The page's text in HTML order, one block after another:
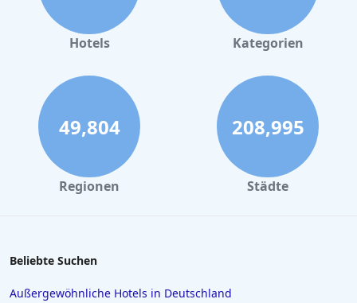
Hotels Kategorien
49,804
Regionen
208,995
Städte
Beliebte Suchen
Außergewöhnliche Hotels in Deutschland